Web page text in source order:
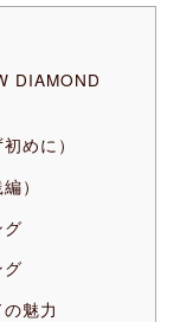
DIAMOND
めに）
）
魅力